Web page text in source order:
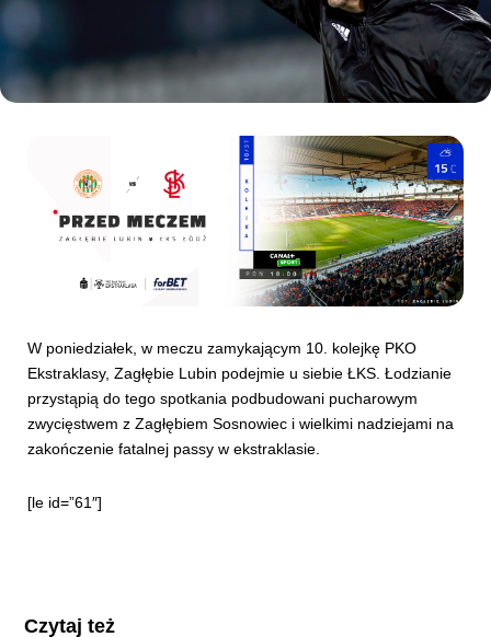
Dla mediów
Kibice
SKLEP KUP BILET
W poniedziałek, w meczu zamykającym 10. kolejkę PKO
Ekstraklasy, Zagłębie Lubin podejmie u siebie ŁKS. Łodzianie
przystąpią do tego spotkania podbudowani pucharowym
zwycięstwem z Zagłębiem Sosnowiec i wielkimi nadziejami na
zakończenie fatalnej passy w ekstraklasie.
[le id=”61″]
Czytaj też